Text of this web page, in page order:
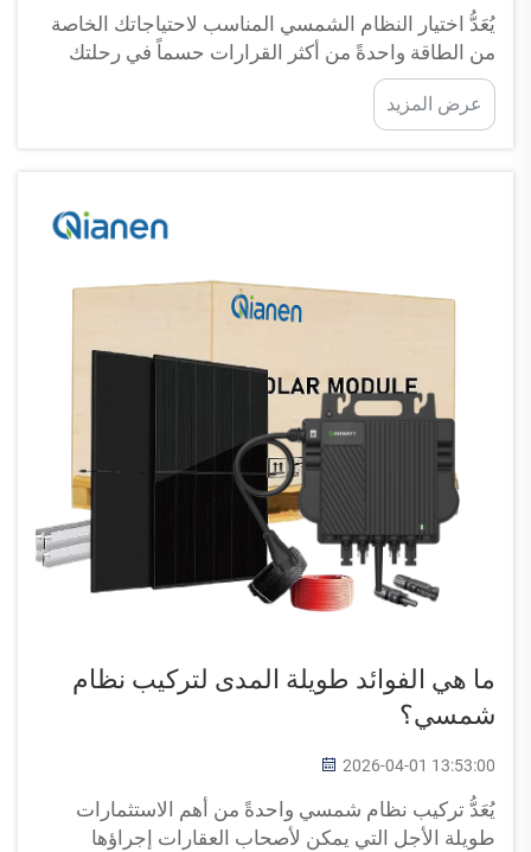
يُعَدُّ اختيار النظام الشمسي المناسب لاحتياجاتك الخاصة
من الطاقة واحدةً من أكثر القرارات حسماً في رحلتك
نحو الطاقة المتجددة. ومع توافر العديد من تشكيلات
الأنظمة الشمسية في السوق اليوم، فإن فهم احتياجاتك
الفريدة من الطاقة يُمثِّل خطوةً أساسيةً لاتخاذ القرار
عرض المزيد
ما هي الفوائد طويلة المدى لتركيب نظام
شمسي؟
2026-04-01 13:53:00
يُعَدُّ تركيب نظام شمسي واحدةً من أهم الاستثمارات
طويلة الأجل التي يمكن لأصحاب العقارات إجراؤها